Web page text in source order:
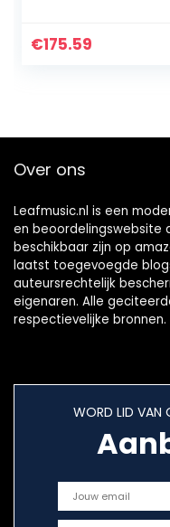
ingebouwde 48 V
€175.59
Over ons
Leafmusic.nl is een
en beoordelingswebsite
beschikbaar zijn op
laatst toegevoegde
auteursrechtelijk
eigenaren. Alle
respectievelijke bronnen.
WORD LID VAN